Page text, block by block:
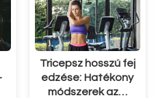
Tricepsz hosszú fej
edzése: Hatékony
módszerek az…